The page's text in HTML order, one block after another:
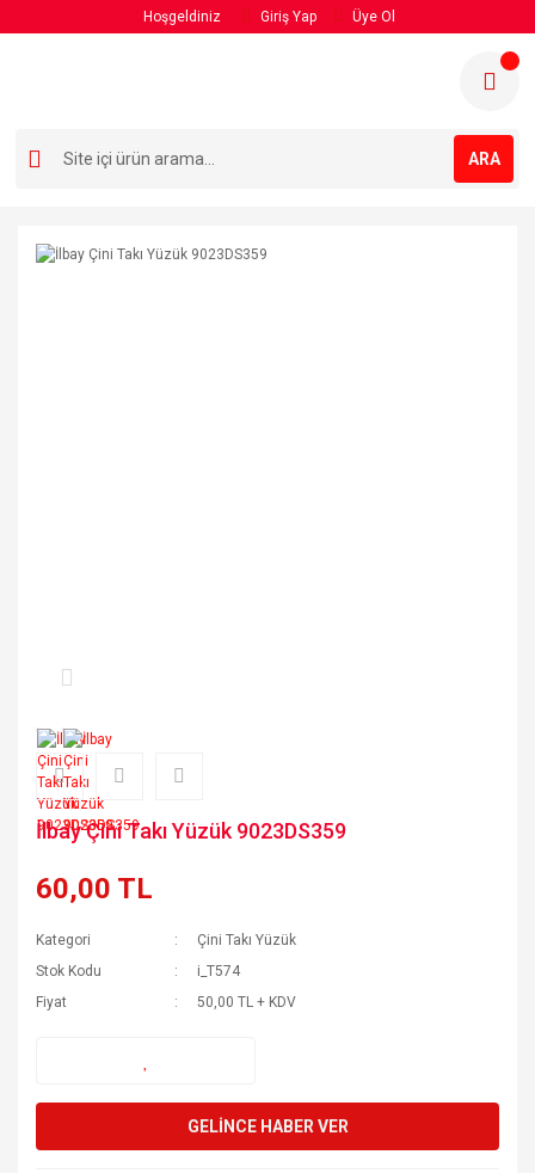
Hoşgeldiniz Giriş Yap Üye Ol
ARA
İlbay Çini Takı Yüzük 9023DS359
60,00 TL
Kategori
Çini Takı Yüzük
Stok Kodu
i_T574
Fiyat
50,00 TL + KDV
GELİNCE HABER VER